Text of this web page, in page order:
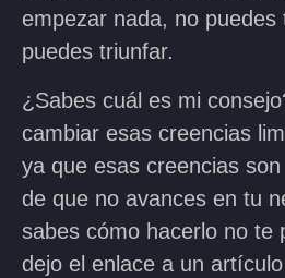
empezar nada, no puedes
puedes triunfar.
¿Sabes cuál es mi
cambiar esas creencias
ya que esas creencias
de que no avances en tu
sabes cómo hacerlo no te
dejo el enlace a un